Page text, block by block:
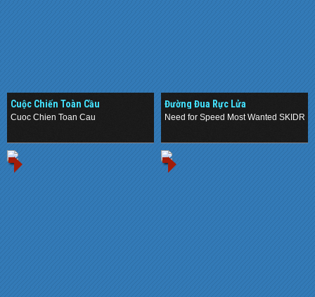
Cuộc Chiến Toàn Cầu
Cuoc Chien Toan Cau
Đường Đua Rực Lửa
Need for Speed Most Wanted